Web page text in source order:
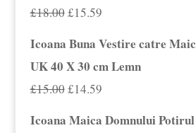
£18.00Prețul
£15.59Prețul
Icoana Buna Vestire catre
UK 40 X 30 cm Lemn
£15.00Prețul
£14.59Prețul
Icoana Maica Domnului Potirul